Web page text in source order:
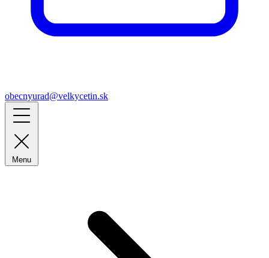
obecnyurad@velkycetin.sk
Menu